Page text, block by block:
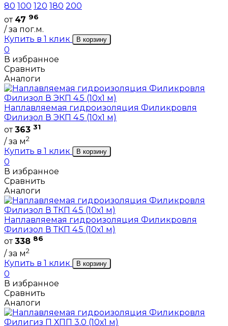
80 100 120 180 200
от 47 96
/ за пог.м.
Купить в 1 клик
В корзину
0
В избранное
Сравнить
Аналоги
Наплавляемая гидроизоляция Филикровля
Филизол В ЭКП 4.5 (10х1 м)
от363 31
/ за м2
Купить в 1 клик В корзину
0
В избранное
Сравнить
Аналоги
Наплавляемая гидроизоляция Филикровля
Филизол В ТКП 4.5 (10х1 м)
от338 86
/ за м2
Купить в 1 клик В корзину
0
В избранное
Сравнить
Аналоги